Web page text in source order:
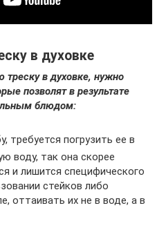
в духовке
треску в духовке, нужно
позволят в результате
блюдом:
требуется погрузить ее в
воду, так она скорее
и лишится специфического
стейков либо
оттаивать их не в воде, а в